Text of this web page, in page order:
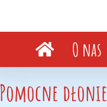
O nas
Pomocne dłonie